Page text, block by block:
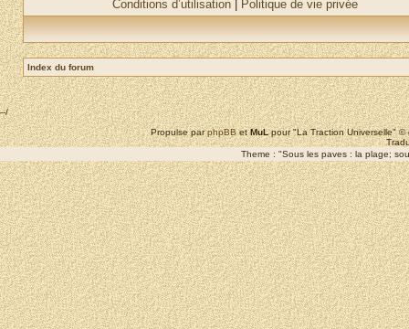
Conditions d’utilisation
Politique de vie privée
Index du forum
--/
Propulse parphpBBetMuLpour "La Traction Universelle"
Theme : "Sous les paves : la plage;